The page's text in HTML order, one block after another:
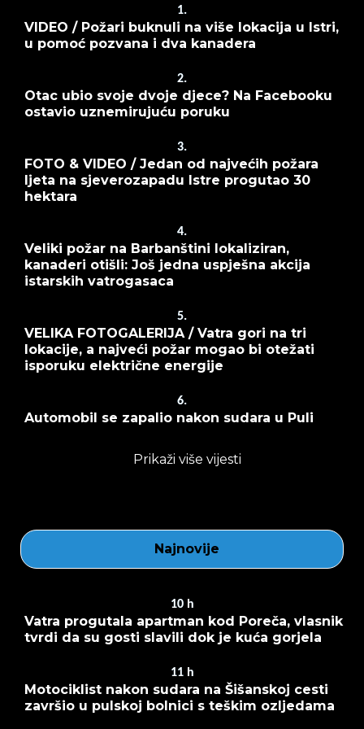
1.
VIDEO / Požari buknuli na više lokacija u Istri,
u pomoć pozvana i dva kanadera
2.
Otac ubio svoje dvoje djece? Na Facebooku
ostavio uznemirujuću poruku
3.
FOTO & VIDEO / Jedan od najvećih požara
ljeta na sjeverozapadu Istre progutao 30
hektara
4.
Veliki požar na Barbanštini lokaliziran,
kanaderi otišli: Još jedna uspješna akcija
istarskih vatrogasaca
5.
VELIKA FOTOGALERIJA / Vatra gori na tri
lokacije, a najveći požar mogao bi otežati
isporuku električne energije
6.
Automobil se zapalio nakon sudara u Puli
Prikaži više vijesti
Najnovije
10 h
Vatra progutala apartman kod Poreča, vlasnik
tvrdi da su gosti slavili dok je kuća gorjela
11 h
Motociklist nakon sudara na Šišanskoj cesti
završio u pulskoj bolnici s teškim ozljedama